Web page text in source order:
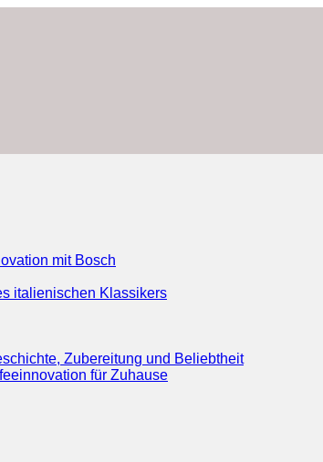
mit Bosch
italienischen Klassikers
Zubereitung und Beliebtheit
für Zuhause